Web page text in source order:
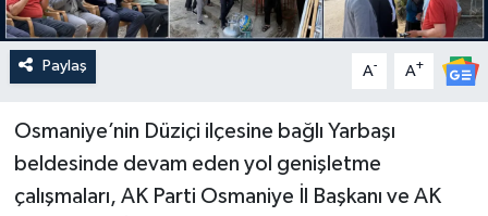
Paylaş A- A+
Osmaniye’nin Düziçi ilçesine bağlı Yarbaşı
beldesinde devam eden yol genişletme
çalışmaları, AK Parti Osmaniye İl Başkanı ve AK